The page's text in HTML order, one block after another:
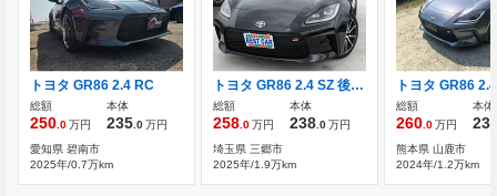
トヨタ GR86 2.4 RC
総額
250.0万円
本体
235.0万円
愛知県 碧南市
2025年/0.7万km
トヨタ GR86 2.4 SZ 後期モデル 純正9インチナビ フルセグTV
総額
258.0万円
本体
238.0万円
埼玉県 三郷市
2025年/1.9万km
総額
260.0万円
本体
熊本県 山鹿市
2024年/1.2万km